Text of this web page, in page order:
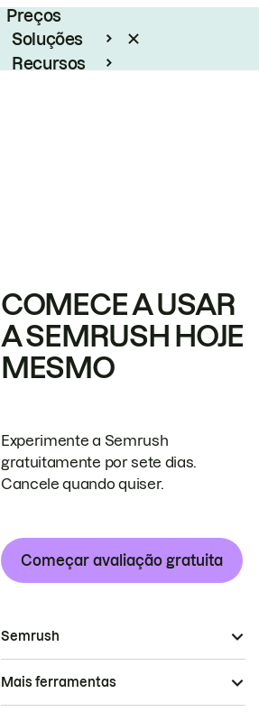
Preços
Soluções
Recursos
COMECE A USAR
A SEMRUSH HOJE
MESMO
Experimente a Semrush
gratuitamente por sete dias.
Cancele quando quiser.
Começar avaliação gratuita
Semrush
Mais ferramentas